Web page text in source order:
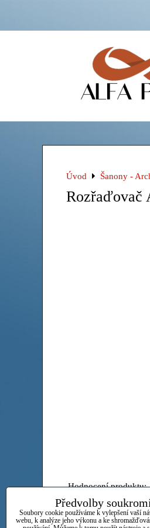
Úvod Šanony -
Rozřaďovač
Hodnocení produktu:
Vaše hodnocení:
Předvolby
Soubory cookie používáme k vylepšení vaší
webu, k analýze jeho výkonu a ke